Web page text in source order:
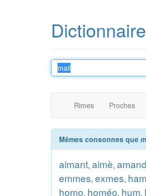
Rimes Proches
Mêmes consonnes que
aimant, aimè, amand
emmes, exmes, ham
homo, homéo, hum,